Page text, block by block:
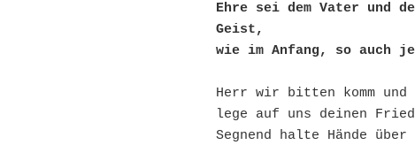
Ehre sei dem Vater und
Geist,
wie im Anfang, so auch
Herr wir bitten komm und
lege auf uns deinen
Segnend halte Hände über